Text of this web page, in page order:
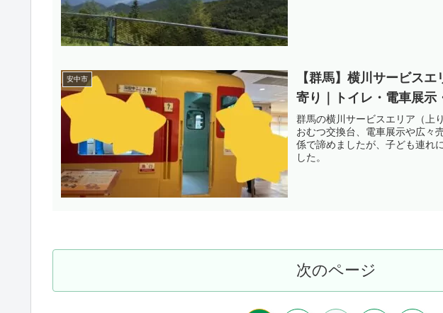
安中市
【群馬】横川サービス
寄り｜トイレ・電車展示
群馬の横川サービスエリア（上
おむつ交換台、電車展示や広々
係で諦めましたが、子ども連れ
した。
次のページ